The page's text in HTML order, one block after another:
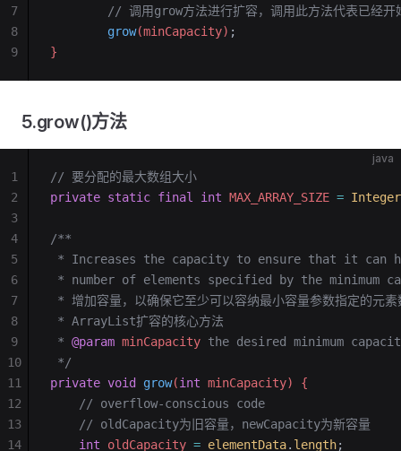
// 调用grow方法进行扩容，调用此方法代表已经开
        grow
(minCapacity) ;
}
7
8
9
5.grow()方法
java
// 要分配的最大数组大小
private static final int MAX_ARRAY_SIZE = Integer
/**
* Increases the capacity to ensure that it can
* number of elements specified by the minimum
* 增加容量，以确保它至少可以容纳最小容量参数指定的元素
* ArrayList扩容的核心方法
* @param minCapacity the desired minimum
*/
private void grow(int minCapacity) {
    // overflow-conscious code
    // oldCapacity为旧容量，newCapacity为新容量
    int
oldCapacity = elementData. length;
1
2
3
4
5
6
7
8
9
10
11
12
13
14